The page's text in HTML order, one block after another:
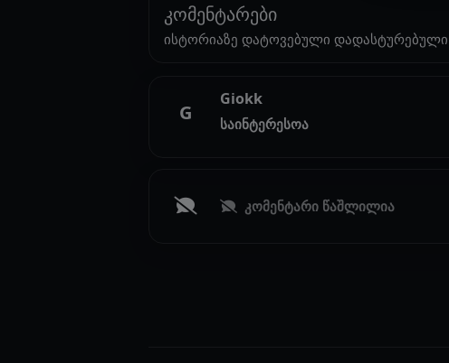
კომენტარები
ისტორიაზე დატოვებული დადასტურებული
G
Giokk
საინტერესოა
კომენტარი წაშლილია